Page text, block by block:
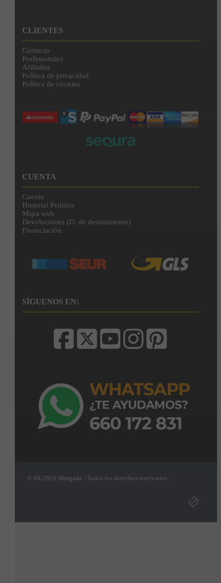
CLIENTES
Contacto
Profesionales
Afiliados
Política de privacidad
Política de cookies
CUENTA
Cuenta
Historial Pedidos
Mapa web
Devoluciones (D. de desistimiento)
Financiación
SÍGUENOS EN:
© 08/2026 iBergada - Todos los derechos reservados.